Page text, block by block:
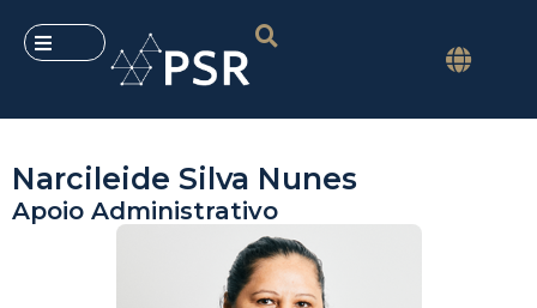
Narcileide Silva Nunes
Apoio Administrativo